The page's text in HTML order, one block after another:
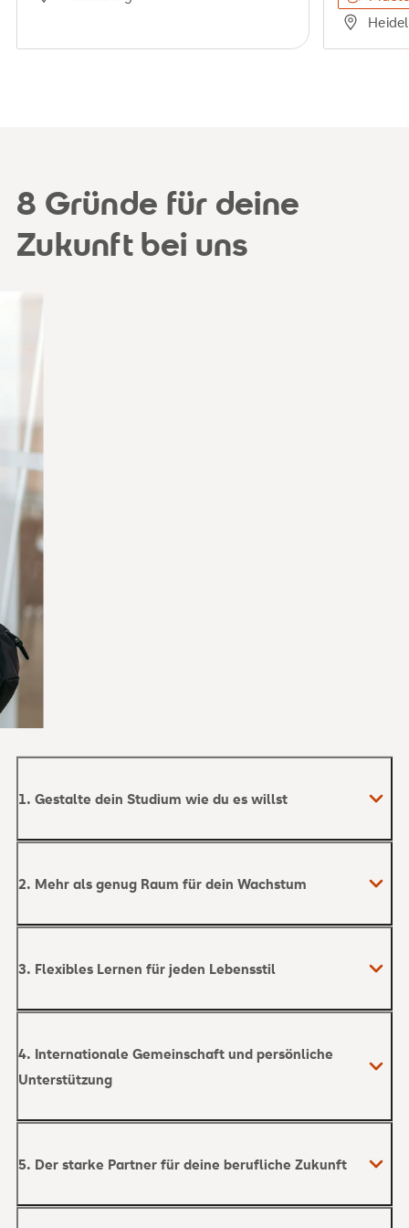
8 Gründe für deine
Zukunft bei uns
1. Gestalte dein Studium wie du es willst
2. Mehr als genug Raum für dein Wachstum
3. Flexibles Lernen für jeden Lebensstil
4. Internationale Gemeinschaft und persönliche
Unterstützung
5. Der starke Partner für deine berufliche Zukunft